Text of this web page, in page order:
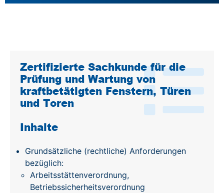
Zertifizierte Sachkunde für die
Prüfung und Wartung von
kraftbetätigten Fenstern, Türen
und Toren
Inhalte
Grundsätzliche (rechtliche) Anforderungen
bezüglich:
Arbeitsstättenverordnung,
Betriebssicherheitsverordnung